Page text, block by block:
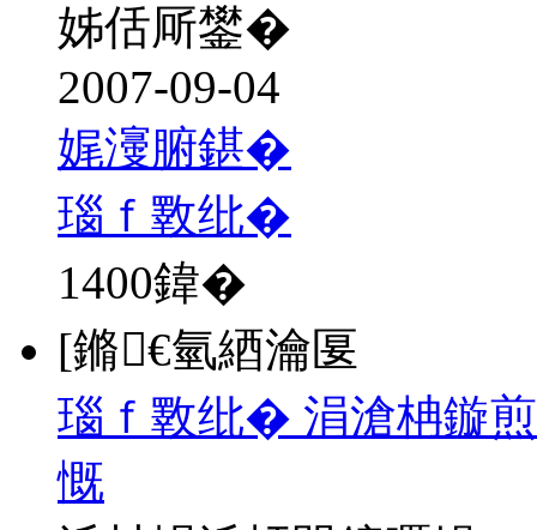
姊佸厛鐢�
2007-09-04
娓濅腑鍖�
瑙ｆ斁纰�
1400鍏�
[鏅€氫綇瀹匽
瑙ｆ斁纰� 涓滄柟鏇
慨